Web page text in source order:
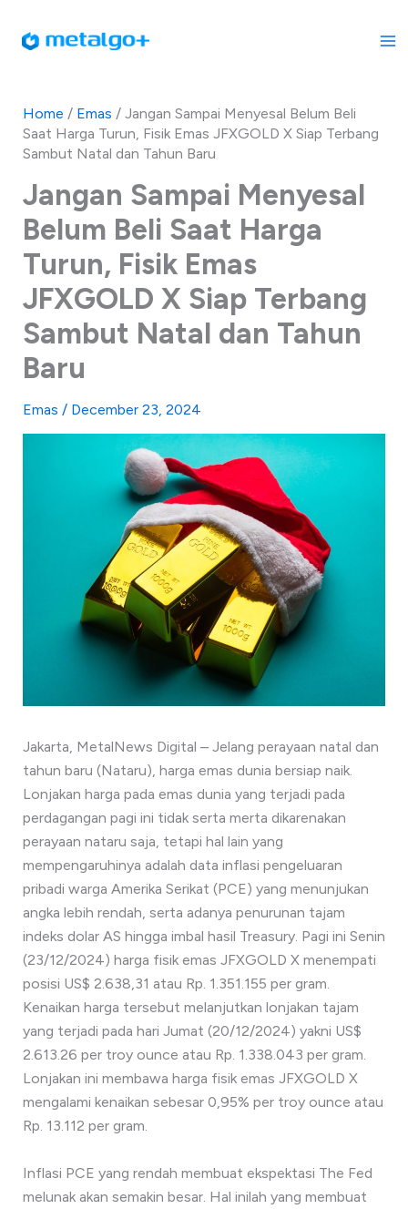
Home / Emas / Jangan Sampai Menyesal Belum Beli
Saat Harga Turun, Fisik Emas JFXGOLD X Siap Terbang
Sambut Natal dan Tahun Baru
Jangan Sampai Menyesal
Belum Beli Saat Harga
Turun, Fisik Emas
JFXGOLD X Siap Terbang
Sambut Natal dan Tahun
Baru
Emas / December 23, 2024
Jakarta, MetalNews Digital – Jelang perayaan natal dan
tahun baru (Nataru), harga emas dunia bersiap naik.
Lonjakan harga pada emas dunia yang terjadi pada
perdagangan pagi ini tidak serta merta dikarenakan
perayaan nataru saja, tetapi hal lain yang
mempengaruhinya adalah data inflasi pengeluaran
pribadi warga Amerika Serikat (PCE) yang menunjukan
angka lebih rendah, serta adanya penurunan tajam
indeks dolar AS hingga imbal hasil Treasury. Pagi ini Senin
(23/12/2024) harga fisik emas JFXGOLD X menempati
posisi US$ 2.638,31 atau Rp. 1.351.155 per gram.
Kenaikan harga tersebut melanjutkan lonjakan tajam
yang terjadi pada hari Jumat (20/12/2024) yakni US$
2.613.26 per troy ounce atau Rp. 1.338.043 per gram.
Lonjakan ini membawa harga fisik emas JFXGOLD X
mengalami kenaikan sebesar 0,95% per troy ounce atau
Rp. 13.112 per gram.
Inflasi PCE yang rendah membuat ekspektasi The Fed
melunak akan semakin besar. Hal inilah yang membuat